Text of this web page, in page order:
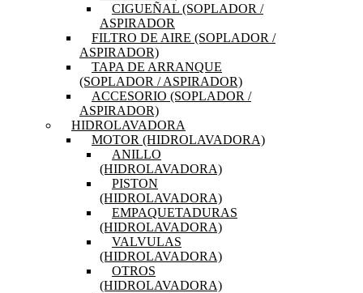
CIGUEÑAL (SOPLADOR /
ASPIRADOR
FILTRO DE AIRE (SOPLADOR /
ASPIRADOR)
TAPA DE ARRANQUE
(SOPLADOR / ASPIRADOR)
ACCESORIO (SOPLADOR /
ASPIRADOR)
HIDROLAVADORA
MOTOR (HIDROLAVADORA)
ANILLO
(HIDROLAVADORA)
PISTON
(HIDROLAVADORA)
EMPAQUETADURAS
(HIDROLAVADORA)
VALVULAS
(HIDROLAVADORA)
OTROS
(HIDROLAVADORA)